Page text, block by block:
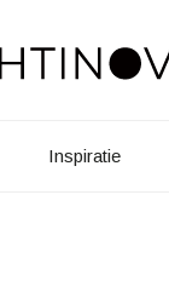
Inspiratie